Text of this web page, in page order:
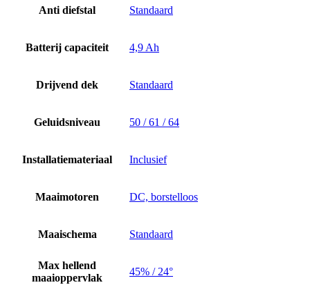
Anti diefstal Standaard
Batterij capaciteit 4,9 Ah
Drijvend dek Standaard
Geluidsniveau 50 / 61 / 64
Installatiemateriaal Inclusief
Maaimotoren DC, borstelloos
Maaischema Standaard
Max hellend
maaioppervlak
45% / 24°